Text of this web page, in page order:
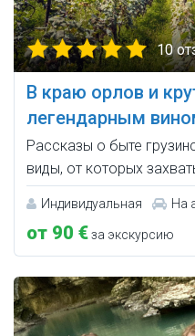
10
В краю орлов и
легендарным
Рассказы о быте
виды, от которых
Индивидуальная На
от 90 €за экскурсию